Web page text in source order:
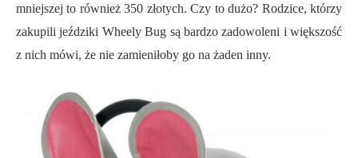
mniejszej to również 350 złotych. Czy to dużo? Rodzice, którzy
zakupili jeździki Wheely Bug są bardzo zadowoleni i większość
z nich mówi, że nie zamieniłoby go na żaden inny.